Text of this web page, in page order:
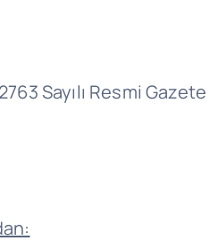
Sayılı Resmi Gazete